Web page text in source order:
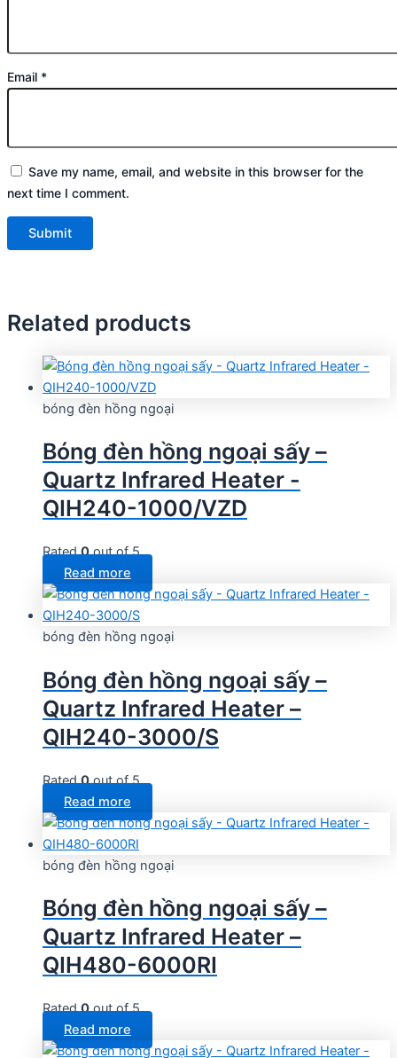
Email *
Save my name, email, and website in this browser for the
next time I comment.
Related products
bóng đèn hồng ngoại
Bóng đèn hồng ngoại sấy –
Quartz Infrared Heater -
QIH240-1000/VZD
Rated0out of 5
Read more
bóng đèn hồng ngoại
Bóng đèn hồng ngoại sấy –
Quartz Infrared Heater –
QIH240-3000/S
Rated0out of 5
Read more
bóng đèn hồng ngoại
Bóng đèn hồng ngoại sấy –
Quartz Infrared Heater –
QIH480-6000RI
Rated0out of 5
Read more